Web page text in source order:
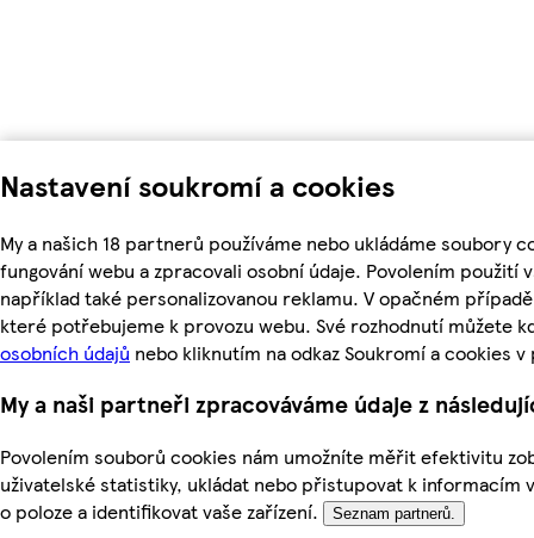
Nastavení soukromí a cookies
My a našich 18 partnerů používáme nebo ukládáme soubory
fungování webu a zpracovali osobní údaje. Povolením použití
například také personalizovanou reklamu. V opačném
které potřebujeme k provozu webu. Své rozhodnutí můžete
osobních údajů nebo kliknutím na odkaz Soukromí a cookies
My a naši partneři zpracováváme údaje z
Povolením souborů cookies nám umožníte měřit efektivitu
uživatelské statistiky, ukládat nebo přistupovat k informacím
o poloze a identifikovat vaše zařízení.
Seznam partnerů.